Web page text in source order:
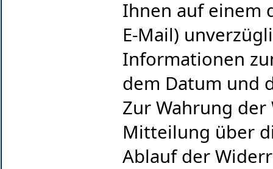
Ihnen auf einem
E-Mail)
Informationen
dem Datum und
Zur Wahrung
Mitteilung über
Ablauf der